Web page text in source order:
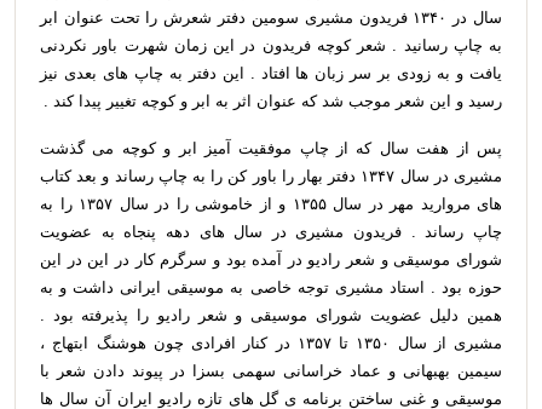
سال در ۱۳۴۰ فریدون مشیری سومین دفتر شعرش را تحت عنوان ابر
به چاپ رسانید . شعر کوچه فریدون در این زمان شهرت باور نکردنی
یافت و به زودی بر سر زبان ها افتاد . این دفتر به چاپ های بعدی نیز
رسید و این شعر موجب شد که عنوان اثر به ابر و کوچه تغییر پیدا کند .
پس از هفت سال که از چاپ موفقیت آمیز ابر و کوچه می گذشت
مشیری در سال ۱۳۴۷ دفتر بهار را باور کن را به چاپ رساند و بعد کتاب
های مروارید مهر در سال ۱۳۵۵ و از خاموشی را در سال ۱۳۵۷ را به
چاپ رساند . فریدون مشیری در سال های دهه پنجاه به عضویت
شورای موسیقی و شعر رادیو در آمده بود و سرگرم کار در این در این
حوزه بود . استاد مشیری توجه خاصی به موسیقی ایرانی داشت و به
همین دلیل عضویت شورای موسیقی و شعر رادیو را پذیرفته بود .
مشیری از سال ۱۳۵۰ تا ۱۳۵۷ در کنار افرادی چون هوشنگ ابتهاج ،
سیمین بهبهانی و عماد خراسانی سهمی بسزا در پیوند دادن شعر با
موسیقی و غنی ساختن برنامه ی گل های تازه رادیو ایران آن سال ها